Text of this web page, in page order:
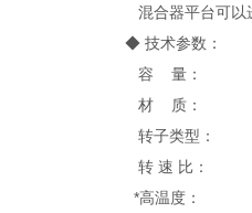
混合器平台可以
◆ 技术参数：
容 量：
材 质：
转子类型
转 速 比：
*高温度：